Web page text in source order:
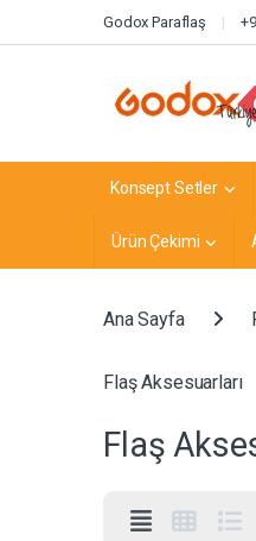
Godox Paraflaş
Konsept Setler
Ürün Çekimi
Ana Sayfa
Flaş Aksesuarları
Flaş